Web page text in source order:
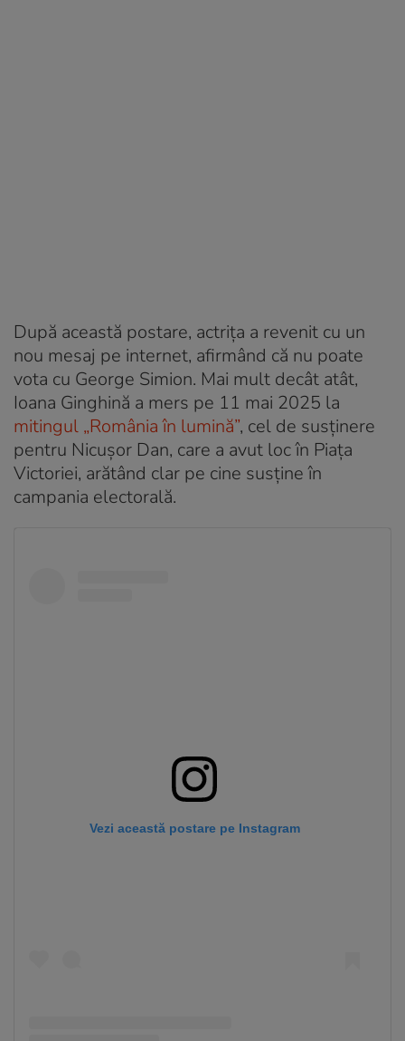
După această postare, actrița a revenit cu un
nou mesaj pe internet, afirmând că nu poate
vota cu George Simion. Mai mult decât atât,
Ioana Ginghină a mers pe 11 mai 2025 la
mitingul „România în lumină”, cel de susținere
pentru Nicușor Dan, care a avut loc în Piața
Victoriei, arătând clar pe cine susține în
campania electorală.
Vezi această postare pe Instagram